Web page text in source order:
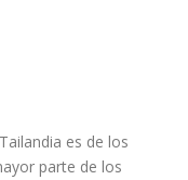
es de los
parte de los